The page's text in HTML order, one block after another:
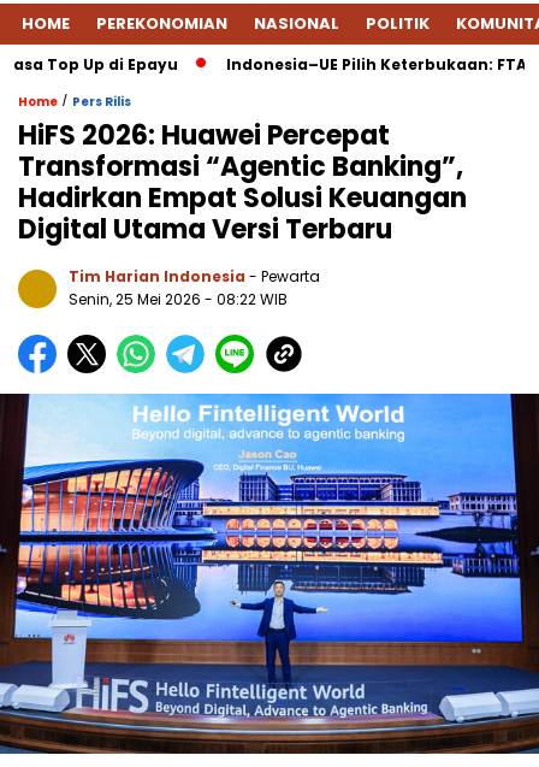
HOME PEREKONOMIAN NASIONAL POLITIK
Up di Epayu Indonesia–UE Pilih Keterbukaan: FTA
Home / Pers Rilis
HiFS 2026: Huawei Percepat
Transformasi “Agentic Banking”,
Hadirkan Empat Solusi Keuangan
Digital Utama Versi Terbaru
Tim Harian Indonesia - Pewarta
Senin, 25 Mei 2026 - 08:22 WIB